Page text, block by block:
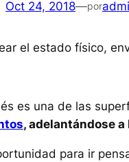
Oct 24, 2018—por
el estado físico,
es una de las
, adelantándose a
para ir